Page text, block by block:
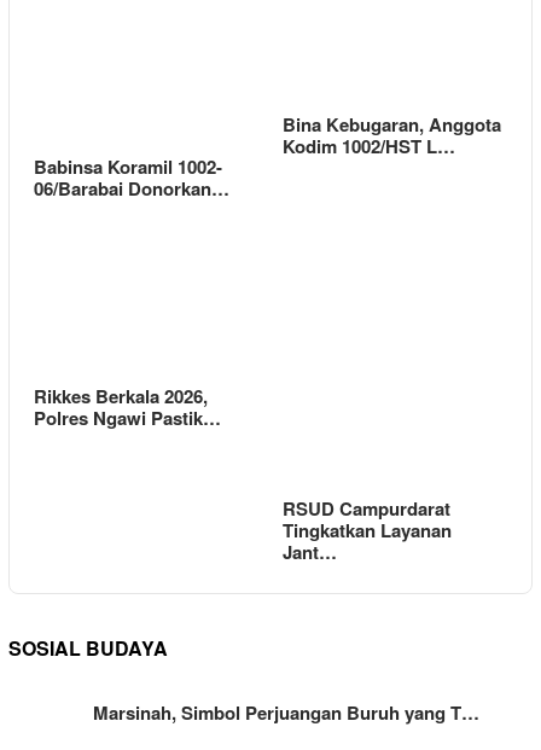
Babinsa Koramil 1002-
06/Barabai Donorkan…
Bina Kebugaran, Anggota
Kodim 1002/HST L…
Rikkes Berkala 2026,
Polres Ngawi Pastik…
RSUD Campurdarat
Tingkatkan Layanan
Jant…
SOSIAL BUDAYA
Marsinah, Simbol Perjuangan Buruh yang T…